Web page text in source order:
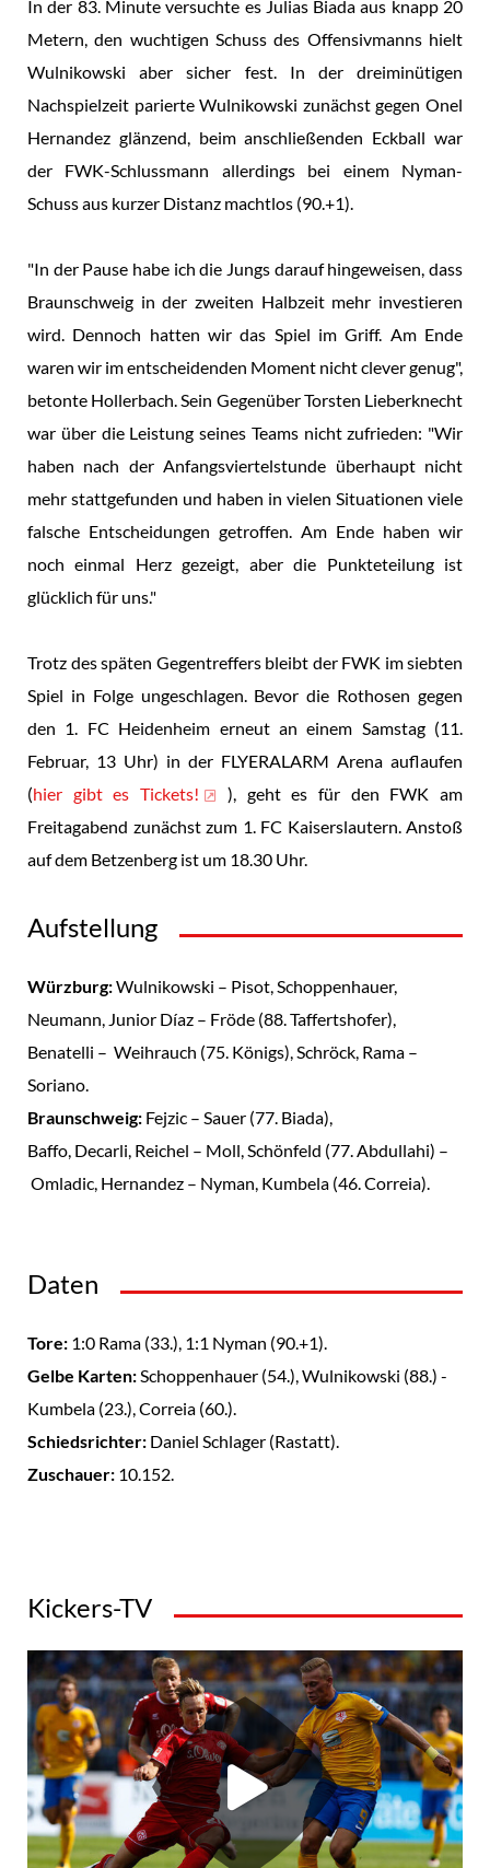
In der 83. Minute versuchte es Julias Biada aus knapp 20
Metern, den wuchtigen Schuss des Offensivmanns hielt
Wulnikowski aber sicher fest. In der dreiminütigen
Nachspielzeit parierte Wulnikowski zunächst gegen Onel
Hernandez glänzend, beim anschließenden Eckball war
der FWK-Schlussmann allerdings bei einem Nyman-
Schuss aus kurzer Distanz machtlos (90.+1).
"In der Pause habe ich die Jungs darauf hingeweisen, dass
Braunschweig in der zweiten Halbzeit mehr investieren
wird. Dennoch hatten wir das Spiel im Griff. Am Ende
waren wir im entscheidenden Moment nicht clever genug",
betonte Hollerbach. Sein Gegenüber Torsten Lieberknecht
war über die Leistung seines Teams nicht zufrieden: "Wir
haben nach der Anfangsviertelstunde überhaupt nicht
mehr stattgefunden und haben in vielen Situationen viele
falsche Entscheidungen getroffen. Am Ende haben wir
noch einmal Herz gezeigt, aber die Punkteteilung ist
glücklich für uns."
Trotz des späten Gegentreffers bleibt der FWK im siebten
Spiel in Folge ungeschlagen. Bevor die Rothosen gegen
den 1. FC Heidenheim erneut an einem Samstag (11.
Februar, 13 Uhr) in der FLYERALARM Arena auflaufen
(hier gibt es Tickets!
), geht es für den FWK am
Freitagabend zunächst zum 1. FC Kaiserslautern. Anstoß
auf dem Betzenberg ist um 18.30 Uhr.
Aufstellung
Würzburg:Wulnikowski – Pisot, Schoppenhauer,
Neumann, Junior Díaz – Fröde (88. Taffertshofer),
Benatelli – Weihrauch (75. Königs), Schröck, Rama –
Soriano.
Braunschweig: Fejzic – Sauer (77. Biada),
Baffo, Decarli, Reichel – Moll, Schönfeld (77. Abdullahi) –
Omladic, Hernandez – Nyman, Kumbela (46. Correia).
Daten
Tore: 1:0 Rama (33.), 1:1 Nyman (90.+1).
Gelbe Karten:Schoppenhauer (54.), Wulnikowski (88.) -
Kumbela (23.), Correia (60.).
Schiedsrichter: Daniel Schlager (Rastatt).
Zuschauer: 10.152.
Kickers-TV